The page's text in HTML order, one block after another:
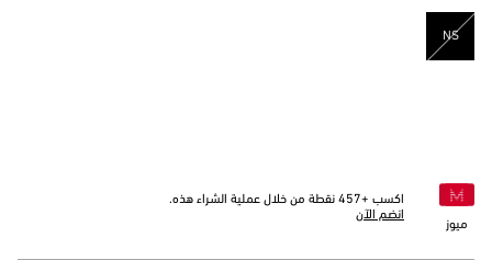
NS
مختار
ميوز
اكسب +457 نقطة من خلال عملية الشراء هذه.
انضم الآن